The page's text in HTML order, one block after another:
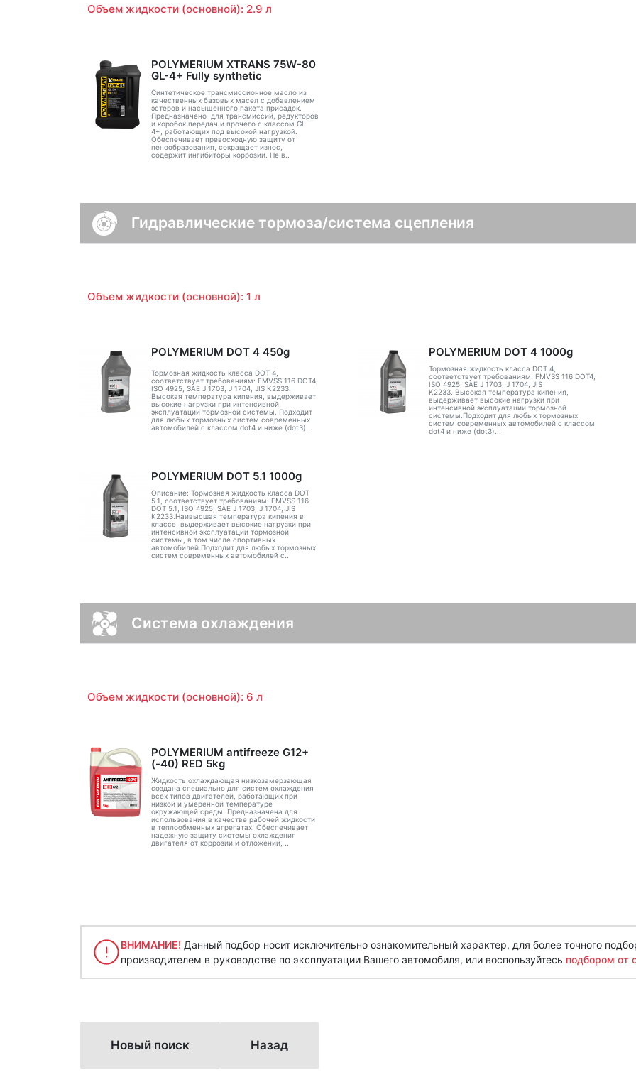
Объем жидкости (основной): 2.9 л
POLYMERIUM XTRANS 75W-80
GL-4+ Fully synthetic
Синтетическое трансмиссионное масло из
качественных базовых масел с добавлением
эстеров и насыщенного пакета присадок.
Предназначено для трансмиссий, редукторов
и коробок передач и прочего с классом GL
4+, работающих под высокой нагрузкой.
Обеспечивает превосходную защиту от
пенообразования, сокращает износ,
содержит ингибиторы коррозии. Не в..
Гидравлические тормоза/система сцепления
Объем жидкости (основной): 1 л
POLYMERIUM DOT 4 450g
Тормозная жидкость класса DOT 4,
соответствует требованиям: FMVSS 116 DOT4,
ISO 4925, SAE J 1703, J 1704, JIS K2233.
Высокая температура кипения, выдерживает
высокие нагрузки при интенсивной
эксплуатации тормозной системы. Подходит
для любых тормозных систем современных
автомобилей с классом dot4 и ниже (dot3)...
POLYMERIUM DOT 4 1000g
Тормозная жидкость класса DOT 4,
соответствует требованиям: FMVSS 116 DOT4,
ISO 4925, SAE J 1703, J 1704, JIS
K2233. Высокая температура кипения,
выдерживает высокие нагрузки при
интенсивной эксплуатации тормозной
системы.Подходит для любых тормозных
систем современных автомобилей с классом
dot4 и ниже (dot3)...
POLYMERIUM DOT 5.1 1000g
Описание: Тормозная жидкость класса DOT
5.1, соответствует требованиям: FMVSS 116
DOT 5.1, ISO 4925, SAE J 1703, J 1704, JIS
K2233.Наивысшая температура кипения в
классе, выдерживает высокие нагрузки при
интенсивной эксплуатации тормозной
системы, в том числе спортивных
автомобилей.Подходит для любых тормозных
систем современных автомобилей с..
Система охлаждения
Объем жидкости (основной): 6 л
POLYMERIUM antifreeze G12+
(-40) RED 5kg
Жидкость охлаждающая низкозамерзающая
создана специально для систем охлаждения
всех типов двигателей, работающих при
низкой и умеренной температуре
окружающей среды. Предназначена для
использования в качестве рабочей жидкости
в теплообменных агрегатах. Обеспечивает
надежную защиту системы охлаждения
двигателя от коррозии и отложений, ..
ВНИМАНИЕ! Данный подбор носит исключительно ознакомительный характер, для более точного
производителем в руководстве по эксплуатации Вашего автомобиля, или воспользуйтесь подбором от
Новый поиск Назад